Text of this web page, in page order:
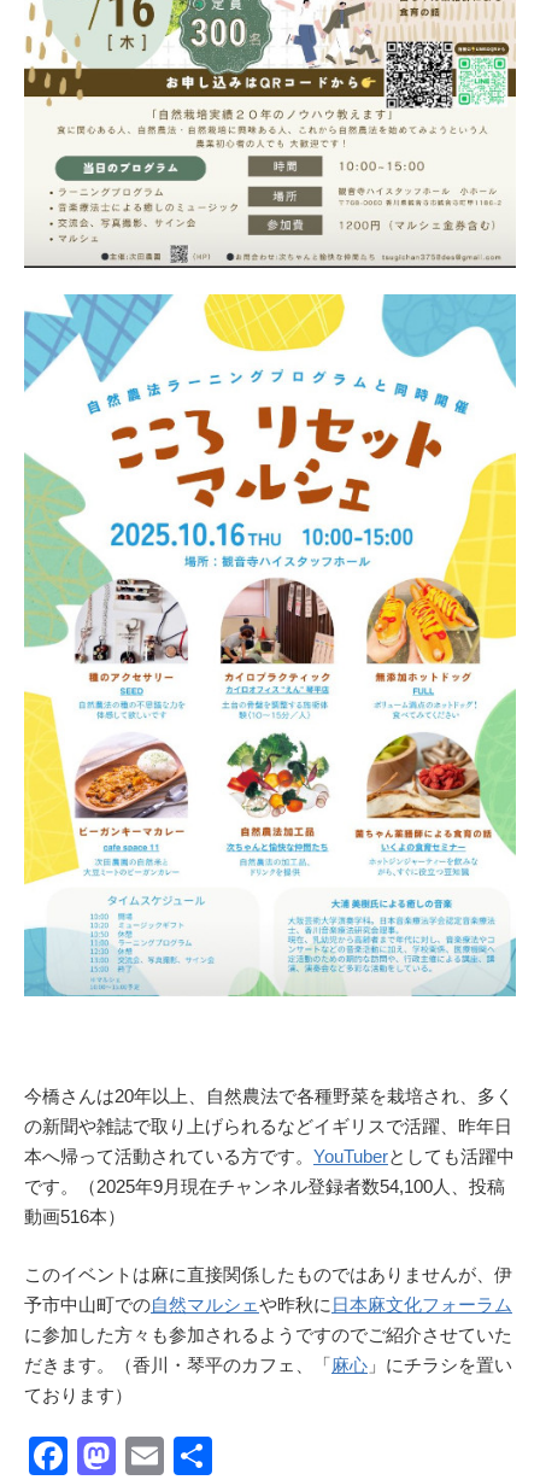
今橋さんは20年以上、自然農法で各種野菜を栽培され、多く
の新聞や雑誌で取り上げられるなどイギリスで活躍、昨年日
本へ帰って活動されている方です。 YouTuberとしても活躍中
です。（2025年9月現在チャンネル登録者数54,100人、投稿
動画516本）
このイベントは麻に直接関係したものではありませんが、伊
予市中山町での自然マルシェや昨秋に 日本麻文化フォーラム
に参加した方々も参加されるようですのでご紹介させていた
だきます。（香川・琴平のカフェ、「麻心 」にチラシを置い
ております）
F
M
E